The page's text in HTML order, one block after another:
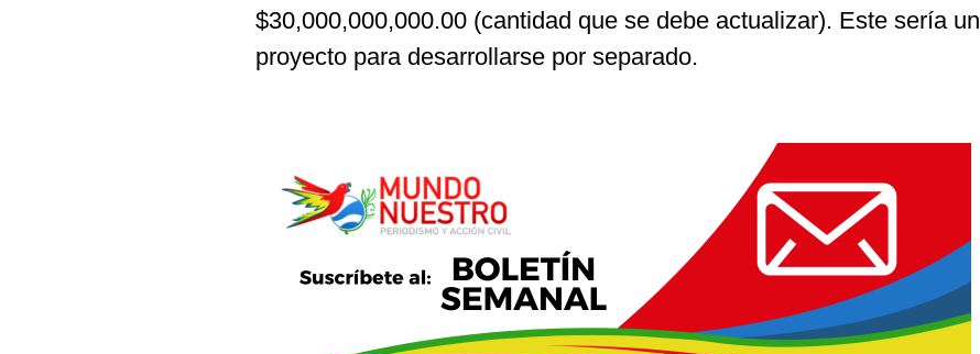
$30,000,000,000.00 (cantidad que se debe actualizar). Este sería un
proyecto para desarrollarse por separado.